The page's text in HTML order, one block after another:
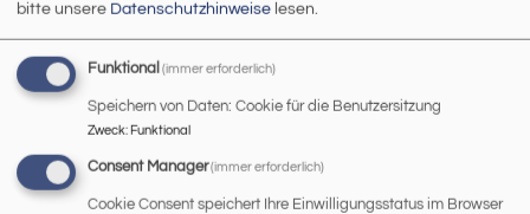
Hauptnavigation
Startseite Kircheneintritt
bitte unsere Datenschutzhinweise lesen.
Funktional (immer erforderlich)
Speichern von Daten: Cookie für die Benutzersitzung
Zweck: Funktional
Consent Manager (immer erforderlich)
Cookie Consent speichert Ihre Einwilligungsstatus im Browser